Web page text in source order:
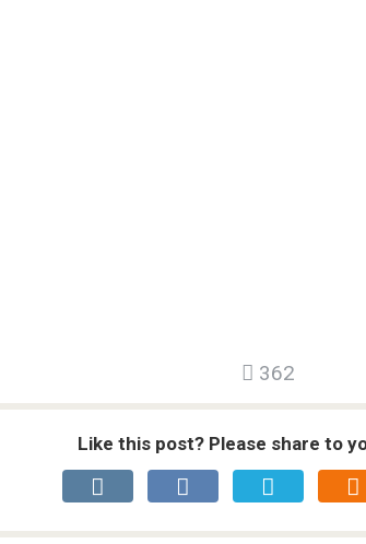
362
Like this post? Please share to